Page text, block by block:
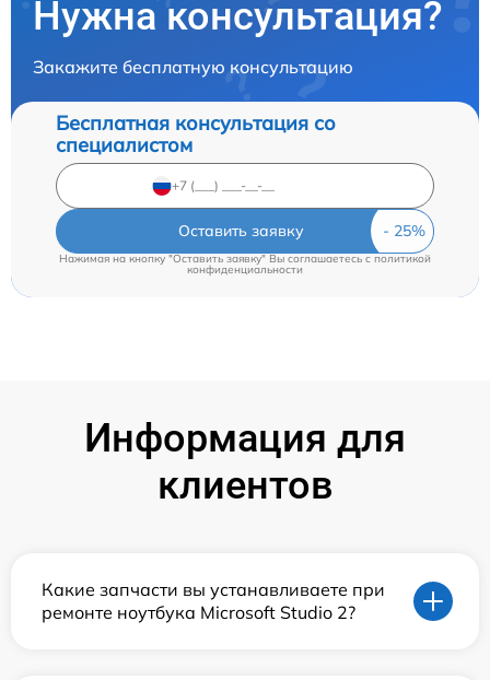
Нужна консультация?
Закажите бесплатную консультацию
Бесплатная консультация со
специалистом
Оставить заявку
Нажимая на кнопку "Оставить заявку" Вы соглашаетесь cполитикой
конфиденциальности
Информация для
клиентов
Какие запчасти вы устанавливаете при
ремонте ноутбука Microsoft Studio 2?